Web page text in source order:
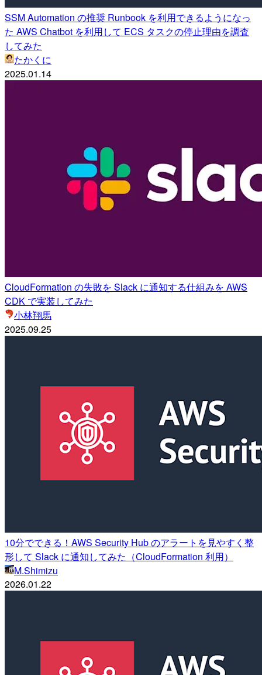
SSM Automation の推奨 Runbook を利用できるようになっ
た AWS Chatbot を利用して ECS タスクの停止理由を調査
してみた
たかくに
2025.01.14
CloudFormation の失敗を Slack に通知する仕組みを AWS
CDK で実装してみた
小林翔馬
2025.09.25
10分でできる！AWS Security Hub のアラートを見やすく整
形して Slack に通知してみた（CloudFormation 利用）
M.Shimizu
2026.01.22